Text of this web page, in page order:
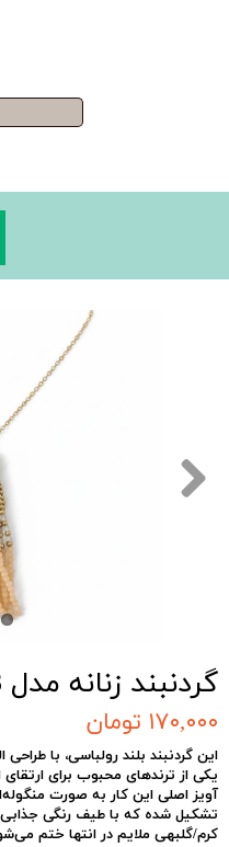
خروج از حساب کاربری
گردنبند زنانه مدل P00348
۱۷۰,۰۰۰ تومان
این گردنبند بلند رولباسی، با طراحی
یکی از ترندهای محبوب برای
آویز اصلی این کار به صورت
تشکیل شده که با طیف رنگی جذابی
کرم/گلبهی ملایم در انتها ختم